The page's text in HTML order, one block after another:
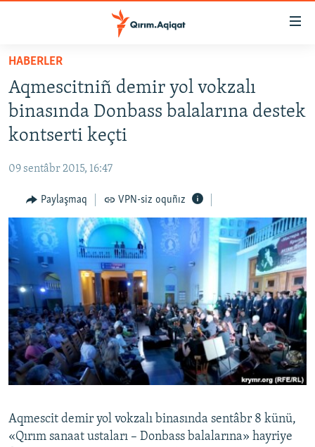
Esas
qaytmaq
Baş
navigatsiyağa
qaytmaq
Qıdıruvğa
SİYASET
İQTİSADİYAT
MEDENİYET
İNSAN AQLARI
VİDEO
SÜRET
BLOGLAR
FİKİR
Русский
Українською
HABERLER
Aqmescitniñ demir yol vokzalı
binasında Donbass balalarına destek
kontserti keçti
09 sentâbr 2015, 16:47
Paylaşmaq VPN-siz oquñız
Aqmescit demir yol vokzalı binasında sentâbr 8 künü,
«Qırım sanaat ustaları – Donbass balalarına» hayriye